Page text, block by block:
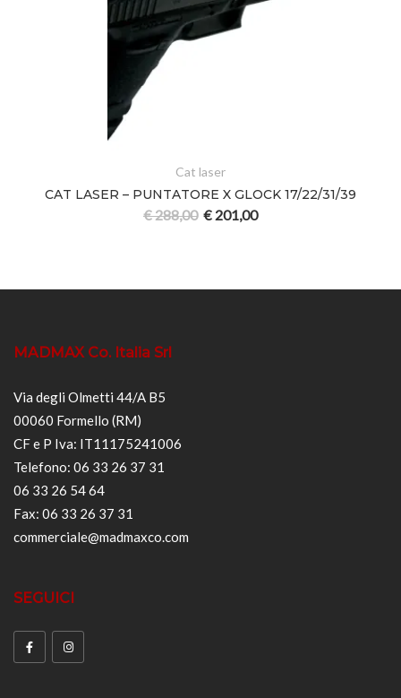
Cat laser
CAT LASER – PUNTATORE X GLOCK 17/22/31/39
€288,00 € 201,00
MADMAX Co. Italia Srl
Via degli Olmetti 44/A B5
00060 Formello (RM)
CF e P Iva: IT11175241006
Telefono: 06 33 26 37 31
06 33 26 54 64
Fax: 06 33 26 37 31
commerciale@madmaxco.com
SEGUICI